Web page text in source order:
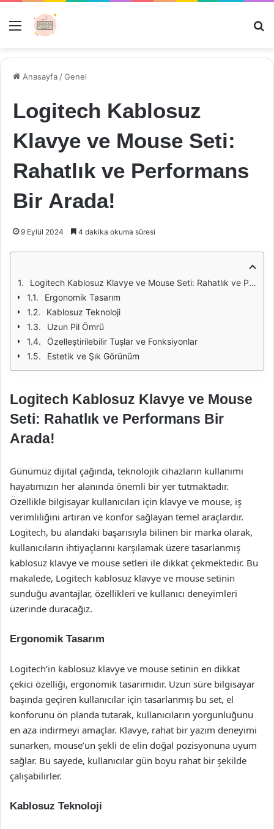
Menü
Anasayfa /Genel
Logitech Kablosuz
Klavye ve Mouse Seti:
Rahatlık ve Performans
Bir Arada!
9 Eylül 2024 4 dakika okuma süresi
Logitech Kablosuz Klavye ve Mouse Seti: Rahatlık ve Performans Bir Arada!
Ergonomik Tasarım
Kablosuz Teknoloji
Uzun Pil Ömrü
Özelleştirilebilir Tuşlar ve Fonksiyonlar
Estetik ve Şık Görünüm
Logitech Kablosuz Klavye ve Mouse
Seti: Rahatlık ve Performans Bir
Arada!
Günümüz dijital çağında, teknolojik cihazların kullanımı
hayatımızın her alanında önemli bir yer tutmaktadır.
Özellikle bilgisayar kullanıcıları için klavye ve mouse, iş
verimliliğini artıran ve konfor sağlayan temel araçlardır.
Logitech, bu alandaki başarısıyla bilinen bir marka olarak,
kullanıcıların ihtiyaçlarını karşılamak üzere tasarlanmış
kablosuz klavye ve mouse setleri ile dikkat çekmektedir. Bu
makalede, Logitech kablosuz klavye ve mouse setinin
sunduğu avantajlar, özellikleri ve kullanıcı deneyimleri
üzerinde duracağız.
Ergonomik Tasarım
Logitech’in kablosuz klavye ve mouse setinin en dikkat
çekici özelliği, ergonomik tasarımıdır. Uzun süre bilgisayar
başında geçiren kullanıcılar için tasarlanmış bu set, el
konforunu ön planda tutarak, kullanıcıların yorgunluğunu
en aza indirmeyi amaçlar. Klavye, rahat bir yazım deneyimi
sunarken, mouse’un şekli de elin doğal pozisyonuna uyum
sağlar. Bu sayede, kullanıcılar gün boyu rahat bir şekilde
çalışabilirler.
Kablosuz Teknoloji